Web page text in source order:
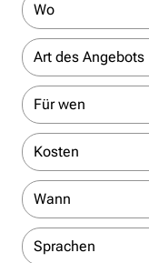
Wo
Art des Angebots
Für wen
Kosten
Wann
Sprachen